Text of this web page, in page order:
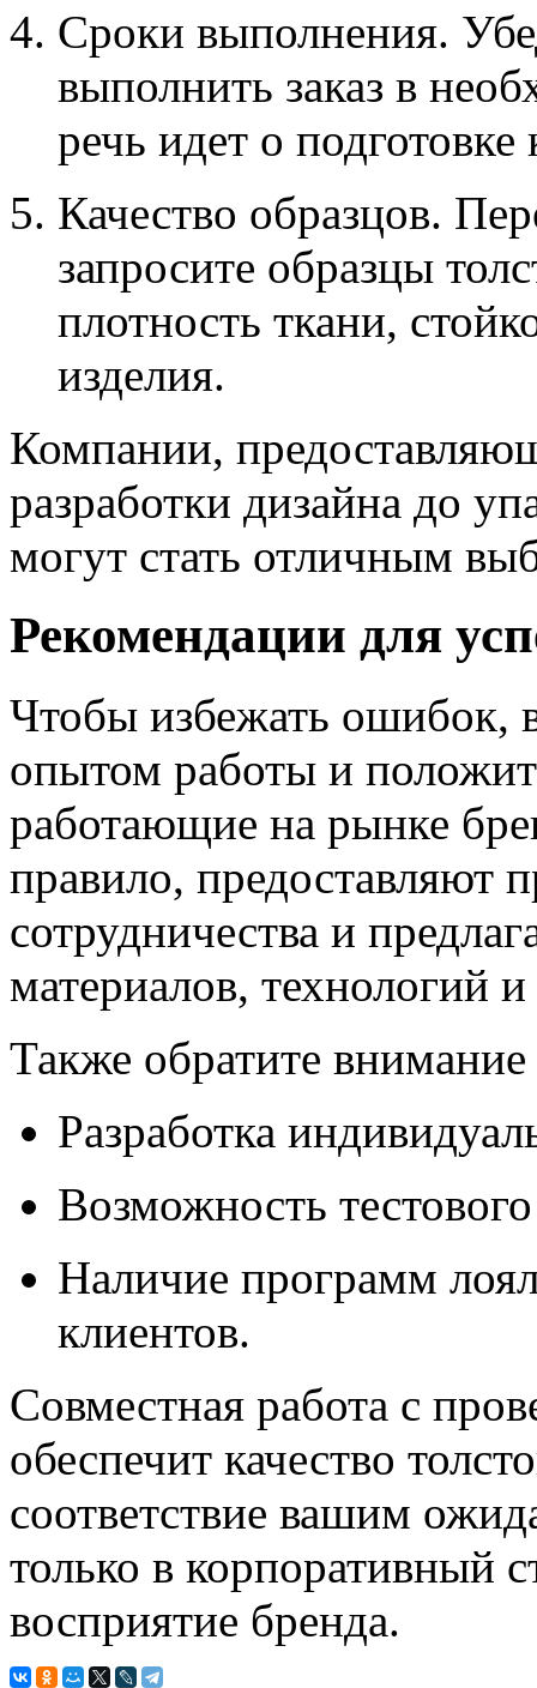
Сроки выполнения.
выполнить заказ в
речь идет о
Качество образцов.
запросите образцы
плотность ткани,
изделия.
Компании,
разработки дизайна до
могут стать отличным
Рекомендации для
Чтобы избежать ошибок,
опытом работы и
работающие на рынке
правило, предоставляют
сотрудничества и
материалов, технологий
Также обратите
Разработка
Возможность тестового
Наличие программ
клиентов.
Совместная работа с
обеспечит качество
соответствие вашим
только в корпоративный
восприятие бренда.